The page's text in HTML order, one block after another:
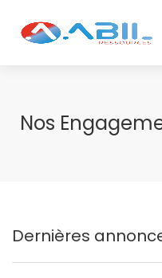
Nos
Dernières